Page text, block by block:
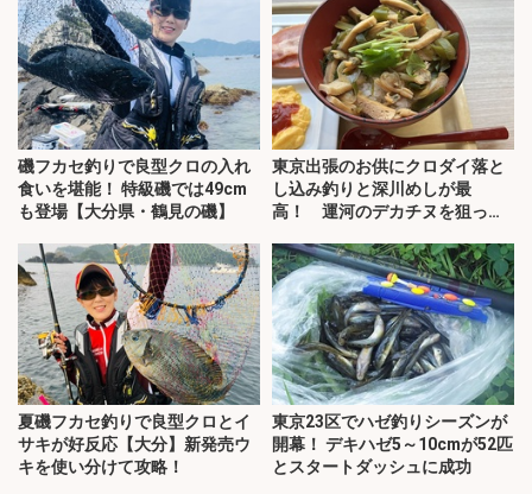
磯フカセ釣りで良型クロの入れ
食いを堪能！ 特級磯では49cm
も登場【大分県・鶴見の磯】
東京出張のお供にクロダイ落と
し込み釣りと深川めしが最
高！ 運河のデカチヌを狙って
夏磯フカセ釣りで良型クロとイ
サキが好反応【大分】新発売ウ
キを使い分けて攻略！
東京23区でハゼ釣りシーズンが
開幕！ デキハゼ5～10cmが52匹
とスタートダッシュに成功